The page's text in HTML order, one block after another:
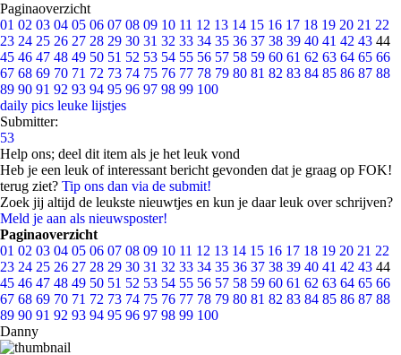
Paginaoverzicht
01 02 03 04 05 06 07 08 09 10 11 12 13 14 15 16 17 18 19 20 21 22
23 24 25 26 27 28 29 30 31 32 33 34 35 36 37 38 39 40 41 42 43 44
45 46 47 48 49 50 51 52 53 54 55 56 57 58 59 60 61 62 63 64 65 66
67 68 69 70 71 72 73 74 75 76 77 78 79 80 81 82 83 84 85 86 87 88
89 90 91 92 93 94 95 96 97 98 99 100
daily pics leuke lijstjes
Submitter:
53
Help ons; deel dit item als je het leuk vond
Heb je een leuk of interessant bericht gevonden dat je graag op FOK!
terug ziet? Tip ons dan via de submit!
Zoek jij altijd de leukste nieuwtjes en kun je daar leuk over schrijven?
Meld je aan als nieuwsposter!
Paginaoverzicht
01 02 03 04 05 06 07 08 09 10 11 12 13 14 15 16 17 18 19 20 21 22
23 24 25 26 27 28 29 30 31 32 33 34 35 36 37 38 39 40 41 42 43 44
45 46 47 48 49 50 51 52 53 54 55 56 57 58 59 60 61 62 63 64 65 66
67 68 69 70 71 72 73 74 75 76 77 78 79 80 81 82 83 84 85 86 87 88
89 90 91 92 93 94 95 96 97 98 99 100
Danny